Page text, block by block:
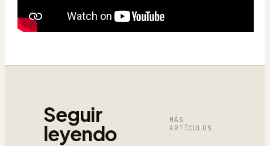
Seguir
leyendo
MÁS
ARTÍCULOS